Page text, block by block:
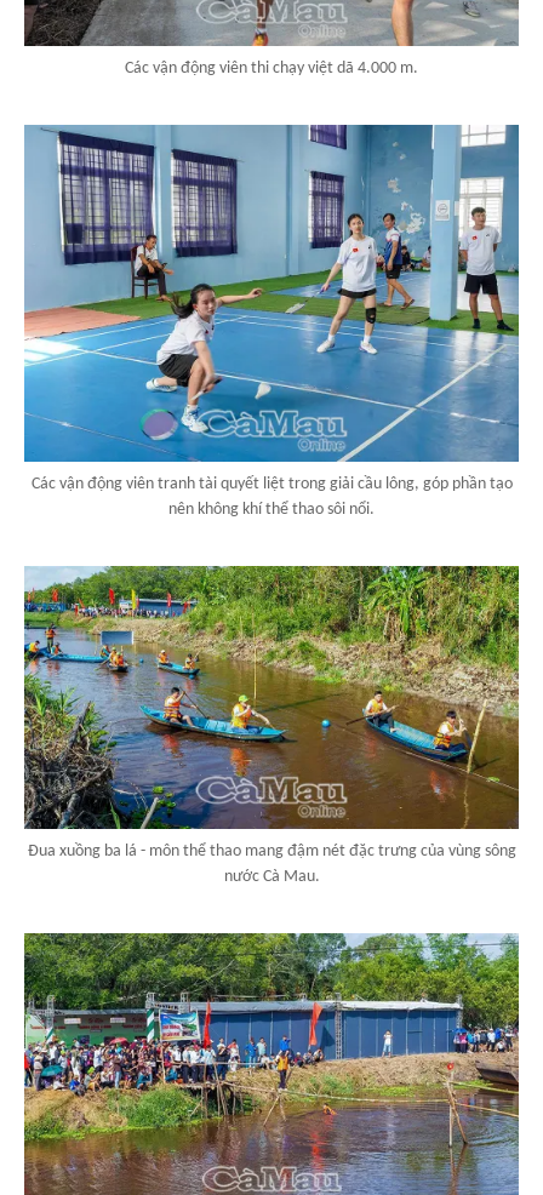
Các vận động viên thi chạy việt dã 4.000 m.
Các vận động viên tranh tài quyết liệt trong giải cầu lông, góp phần tạo
nên không khí thể thao sôi nổi.
Đua xuồng ba lá - môn thể thao mang đậm nét đặc trưng của vùng sông
nước Cà Mau.